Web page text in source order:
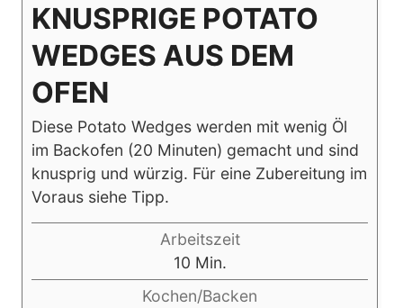
KNUSPRIGE POTATO
WEDGES AUS DEM
OFEN
Diese Potato Wedges werden mit wenig Öl
im Backofen (20 Minuten) gemacht und sind
knusprig und würzig. Für eine Zubereitung im
Voraus siehe Tipp.
Arbeitszeit
10Minuten
Min.
Kochen/Backen